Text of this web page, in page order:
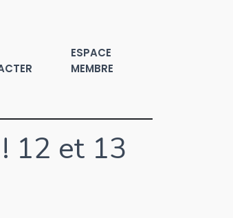
ESPACE
MEMBRE
12 et 13